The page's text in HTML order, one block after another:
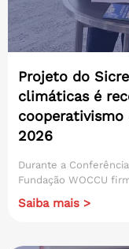
Projeto do
climáticas é
2026
Durante a
Fundação WOCCU
Saiba mais >